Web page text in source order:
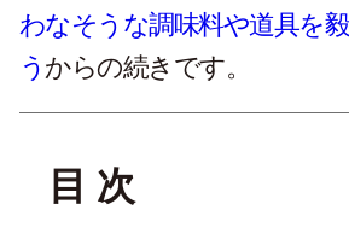
わなそうな調味料や道具を
う からの続きです。
目 次